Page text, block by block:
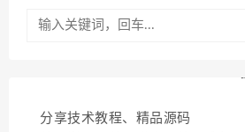
分享技术教程、精品源码